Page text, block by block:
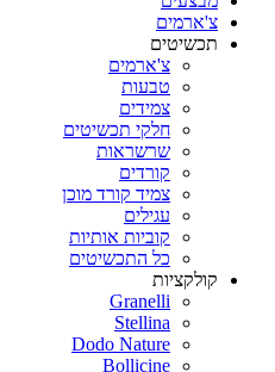
צ'ארמים
תכשיטים
צ'ארמים
טבעות
צמידים
חלקי תכשיטים
שרשראות
קורדים
צמיד קורד מוכן
עגילים
קוביות אותיות
כל התכשיטים
קולקציות
Granelli
Stellina
Dodo Nature
Bollicine